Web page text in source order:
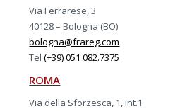
Via Ferrarese, 3
40128 – Bologna (BO)
bologna@frareg.com
Tel(+39) 051 082.7375
ROMA
Via della Sforzesca, 1, int.1